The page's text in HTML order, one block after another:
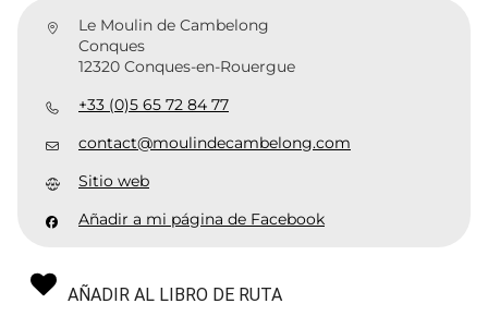
Le Moulin de Cambelong
Conques
12320 Conques-en-Rouergue
+33 (0)5 65 72 84 77
contact@moulindecambelong.com
Sitio web
Añadir a mi página de Facebook
AÑADIR AL LIBRO DE RUTA